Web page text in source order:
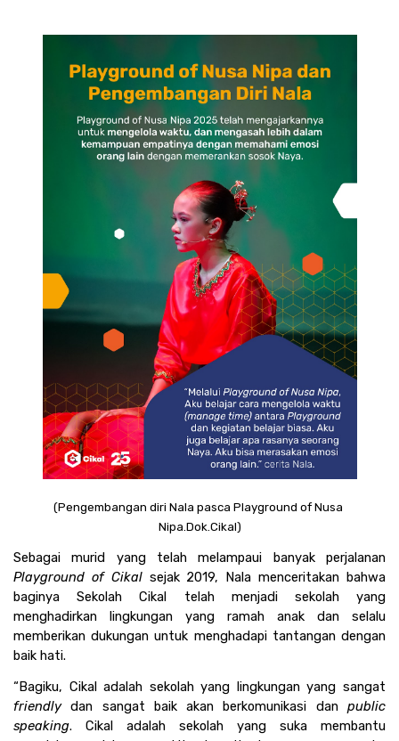
(Pengembangan diri Nala pasca Playground of Nusa
Nipa.Dok.Cikal)
Playground of Cikal sejak 2019, Nala menceritakan bahwa
baginya Sekolah Cikal telah menjadi sekolah yang
menghadirkan lingkungan yang ramah anak dan selalu
memberikan dukungan untuk menghadapi tantangan dengan
baik hati.
friendly dan sangat baik akan berkomunikasi dan public
speaking. Cikal adalah sekolah yang suka membantu